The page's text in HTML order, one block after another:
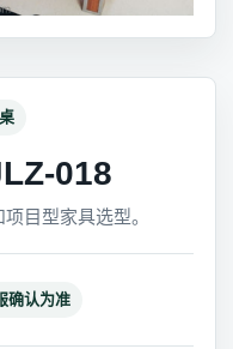
018
目型家具选型。
确认为准